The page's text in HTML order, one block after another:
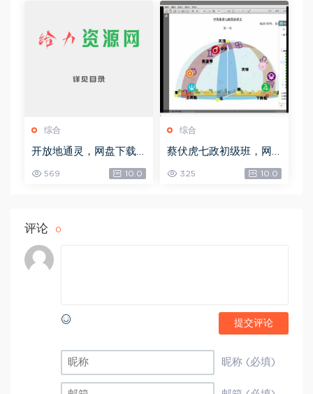
综合
开放地通灵，网盘下载
569 10.0
综合
蔡伏虎七政初级班，网
325 10.0
评论 0
提交评论
昵称 (必填)